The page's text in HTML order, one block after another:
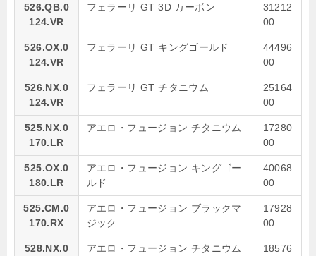
526.QB.0
124.VR
フェラーリ GT 3D カーボン
31212
00
526.OX.0
124.VR
フェラーリ GT キングゴールド
44496
00
526.NX.0
124.VR
フェラーリ GT チタニウム
25164
00
525.NX.0
170.LR
アエロ・フュージョン チタニウム
17280
00
525.OX.0
180.LR
アエロ・フュージョン キングゴー
ルド
40068
00
525.CM.0
170.RX
アエロ・フュージョン ブラックマ
ジック
17928
00
528.NX.0
アエロ・フュージョン チタニウム
18576